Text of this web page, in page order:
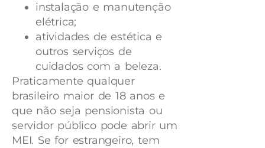
instalação e manutenção
elétrica;
atividades de estética e
outros serviços de
cuidados com a beleza.
Praticamente qualquer
brasileiro maior de 18 anos e
que não seja pensionista ou
servidor público pode abrir um
MEI. Se for estrangeiro, tem